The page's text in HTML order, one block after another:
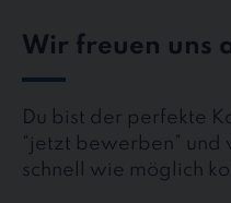
Wir freuen uns
Du bist der perfekte
“jetzt bewerben”
schnell wie möglich